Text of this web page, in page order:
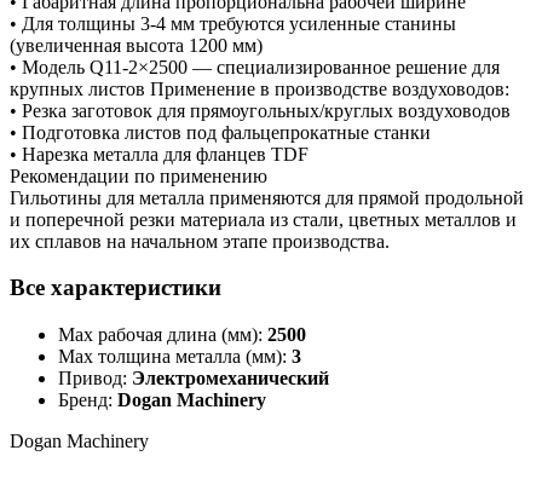
• Для толщины 3-4 мм требуются усиленные станины
(увеличенная высота 1200 мм)
• Модель Q11-2×2500 — специализированное решение для
крупных листов Применение в производстве воздуховодов:
• Резка заготовок для прямоугольных/круглых воздуховодов
• Подготовка листов под фальцепрокатные станки
• Нарезка металла для фланцев TDF
Рекомендации по применению
Гильотины для металла применяются для прямой продольной
и поперечной резки материала из стали, цветных металлов и
их сплавов на начальном этапе производства.
Все характеристики
Max рабочая длина (мм): 2500
Max толщина металла (мм): 3
Привод: Электромеханический
Бренд: Dogan Machinery
Dogan Machinery